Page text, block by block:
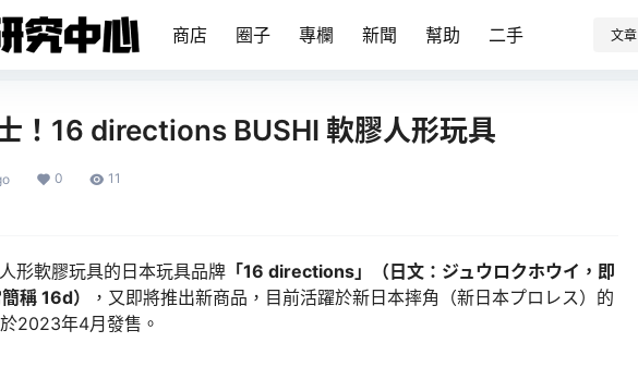
商店 圈子 專欄 新聞 幫助 二手 文章
！16 directions BUSHI 軟膠人形玩具
0 11
形軟膠玩具的日本玩具品牌 「16 directions」（日文：ジュウロクホウイ，即
稱 16d）
，又即將推出新商品，目前活躍於新日本摔角（新日本プロレス）的
2023年4月發售。